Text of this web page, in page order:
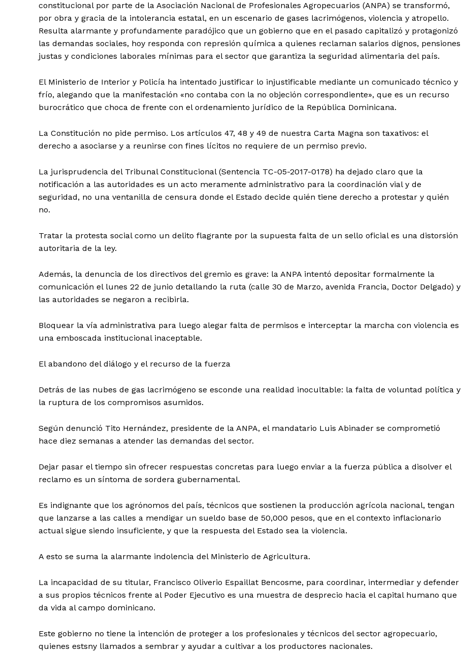
constitucional por parte de la Asociación Nacional de Profesionales Agropecuarios (ANPA) se transformó,
por obra y gracia de la intolerancia estatal, en un escenario de gases lacrimógenos, violencia y atropello.
Resulta alarmante y profundamente paradójico que un gobierno que en el pasado capitalizó y protagonizó
las demandas sociales, hoy responda con represión química a quienes reclaman salarios dignos, pensiones
justas y condiciones laborales mínimas para el sector que garantiza la seguridad alimentaria del país.
​El Ministerio de Interior y Policía ha intentado justificar lo injustificable mediante un comunicado técnico y
frío, alegando que la manifestación «no contaba con la no objeción correspondiente», que es un recurso
burocrático que choca de frente con el ordenamiento jurídico de la República Dominicana.
​La Constitución no pide permiso. Los artículos 47, 48 y 49 de nuestra Carta Magna son taxativos: el
derecho a asociarse y a reunirse con fines lícitos no requiere de un permiso previo.
​La jurisprudencia del Tribunal Constitucional (Sentencia TC-05-2017-0178) ha dejado claro que la
notificación a las autoridades es un acto meramente administrativo para la coordinación vial y de
seguridad, no una ventanilla de censura donde el Estado decide quién tiene derecho a protestar y quién
no.
Tratar la protesta social como un delito flagrante por la supuesta falta de un sello oficial es una distorsión
autoritaria de la ley.
​Además, la denuncia de los directivos del gremio es grave: la ANPA intentó depositar formalmente la
comunicación el lunes 22 de junio detallando la ruta (calle 30 de Marzo, avenida Francia, Doctor Delgado) y
las autoridades se negaron a recibirla.
Bloquear la vía administrativa para luego alegar falta de permisos e interceptar la marcha con violencia es
una emboscada institucional inaceptable.
​El abandono del diálogo y el recurso de la fuerza
​Detrás de las nubes de gas lacrimógeno se esconde una realidad inocultable: la falta de voluntad política y
la ruptura de los compromisos asumidos.
Según denunció Tito Hernández, presidente de la ANPA, el mandatario Luis Abinader se comprometió
hace diez semanas a atender las demandas del sector.
Dejar pasar el tiempo sin ofrecer respuestas concretas para luego enviar a la fuerza pública a disolver el
reclamo es un síntoma de sordera gubernamental.
​Es indignante que los agrónomos del país, técnicos que sostienen la producción agrícola nacional, tengan
que lanzarse a las calles a mendigar un sueldo base de 50,000 pesos, que en el contexto inflacionario
actual sigue siendo insuficiente, y que la respuesta del Estado sea la violencia.
​A esto se suma la alarmante indolencia del Ministerio de Agricultura.
La incapacidad de su titular, Francisco Oliverio Espaillat Bencosme, para coordinar, intermediar y defender
a sus propios técnicos frente al Poder Ejecutivo es una muestra de desprecio hacia el capital humano que
da vida al campo dominicano.
​Este gobierno no tiene la intención de proteger a los profesionales y técnicos del sector agropecuario,
quienes estsny llamados a sembrar y ayudar a cultivar a los productores nacionales.